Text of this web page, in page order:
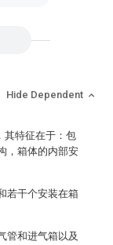
Hide Dependent
其特征在于：包
，箱体的内部安
若干个安装在箱
管和进气箱以及